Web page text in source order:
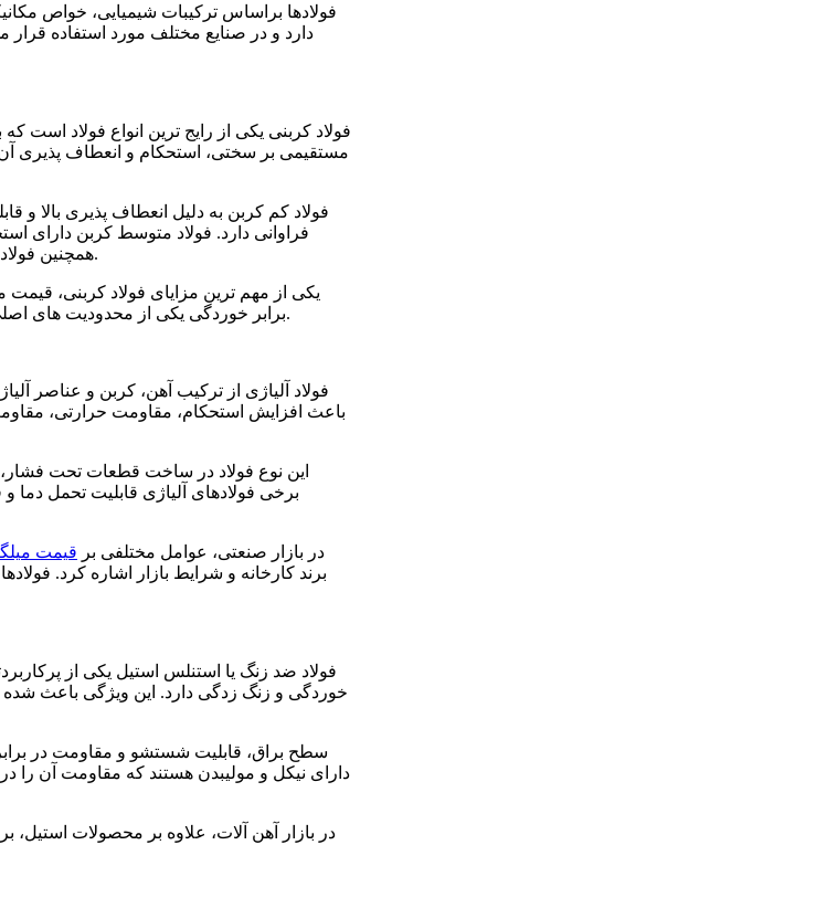
فولادها براساس ترکیبات شیمیایی، خواص
دارد و در صنایع مختلف مورد استفاده قرار
فولاد کربنی یکی از رایج ترین انواع فولاد است
مستقیمی بر سختی، استحکام و انعطاف پذیری
فولاد کم کربن به دلیل انعطاف پذیری بالا
فراوانی دارد. فولاد متوسط کربن دارای
همچنین فولاد پرکربن به دلیل سختی زیاد در ساخت ابزارآلات، فنرها و تجهیزات مقاوم به سایش کاربرد دارد.
یکی از مهم ترین مزایای فولاد کربنی،
برابر خوردگی یکی از محدودیت های اصلی این نوع فولاد محسوب می شود و در محیط های مرطوب معمولا نیاز به پوشش محافظ دارد.
فولاد آلیاژی از ترکیب آهن، کربن و عناصر
باعث افزایش استحکام، مقاومت حرارتی،
این نوع فولاد در ساخت قطعات تحت
برخی فولادهای آلیاژی قابلیت تحمل
در بازار صنعتی، عوامل مختلفی بر قیمت
برند کارخانه و شرایط بازار اشاره کرد.
خوردگی و زنگ زدگی دارد. این ویژگی باعث شده
سطح براق، قابلیت شستشو و مقاومت در
دارای نیکل و مولیبدن هستند که مقاومت آن
در بازار آهن آلات، علاوه بر محصولات استیل،